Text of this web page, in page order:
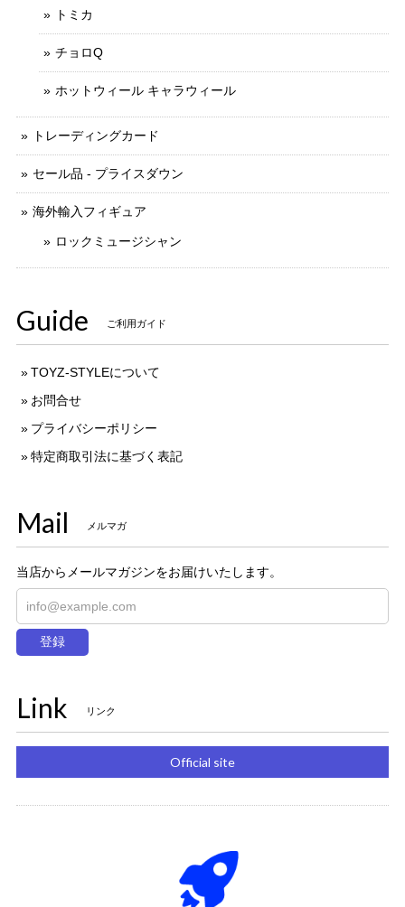
トミカ
チョロQ
ホットウィール キャラウィール
トレーディングカード
セール品 - プライスダウン
海外輸入フィギュア
ロックミュージシャン
Guide ご利用ガイド
TOYZ-STYLEについて
お問合せ
プライバシーポリシー
特定商取引法に基づく表記
Mail メルマガ
当店からメールマガジンをお届けいたします。
登録
Link リンク
Official site